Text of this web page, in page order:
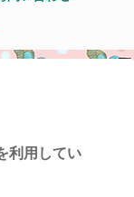
利用してい